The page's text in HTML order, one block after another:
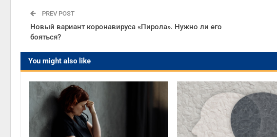
PREV POST
Новый вариант коронавируса «Пирола». Нужно ли его
бояться?
You might also like